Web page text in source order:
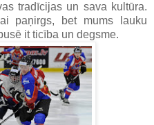
tradīcijas un sava kultūra.
paņirgs, bet mums lauku
it ticība un degsme.